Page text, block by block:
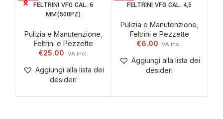
FELTRINI VFG CAL. 6
MM(500PZ)
Pulizia e Manutenzione
Feltrini e Pezzette
€25.00
Aggiungi alla lista dei
desideri
FELTRINI VFG CAL. 4,5
Pulizia e Manutenzione
Feltrini e Pezzette
€6.00
Aggiungi alla lista dei
desideri